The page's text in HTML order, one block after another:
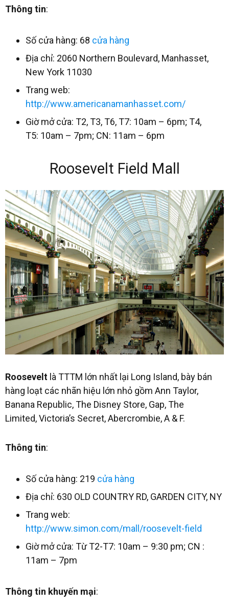
Thông tin:
Số cửa hàng: 68 cửa hàng
Địa chỉ: 2060 Northern Boulevard, Manhasset,
New York 11030
Trang web:
http://www.americanamanhasset.com/
Giờ mở cửa: T2, T3, T6, T7: 10am – 6pm; T4,
T5: 10am – 7pm; CN: 11am – 6pm
Roosevelt Field Mall
Roosevelt là TTTM lớn nhất lại Long Island, bày bán
hàng loạt các nhãn hiệu lớn nhỏ gồm Ann Taylor,
Banana Republic, The Disney Store, Gap, The
Limited, Victoria’s Secret, Abercrombie, A & F.
Thông tin:
Số cửa hàng: 219 cửa hàng
Địa chỉ: 630 OLD COUNTRY RD, GARDEN CITY, NY
Trang web:
http://www.simon.com/mall/roosevelt-field
Giờ mở cửa: Từ T2-T7: 10am – 9:30 pm; CN :
11am – 7pm
Thông tin khuyến mại: